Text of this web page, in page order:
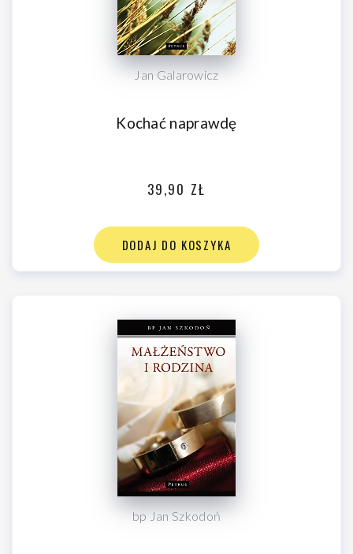
Jan Galarowicz
Kochać naprawdę
39,90 ZŁ
DODAJ DO KOSZYKA
bp Jan Szkodoń